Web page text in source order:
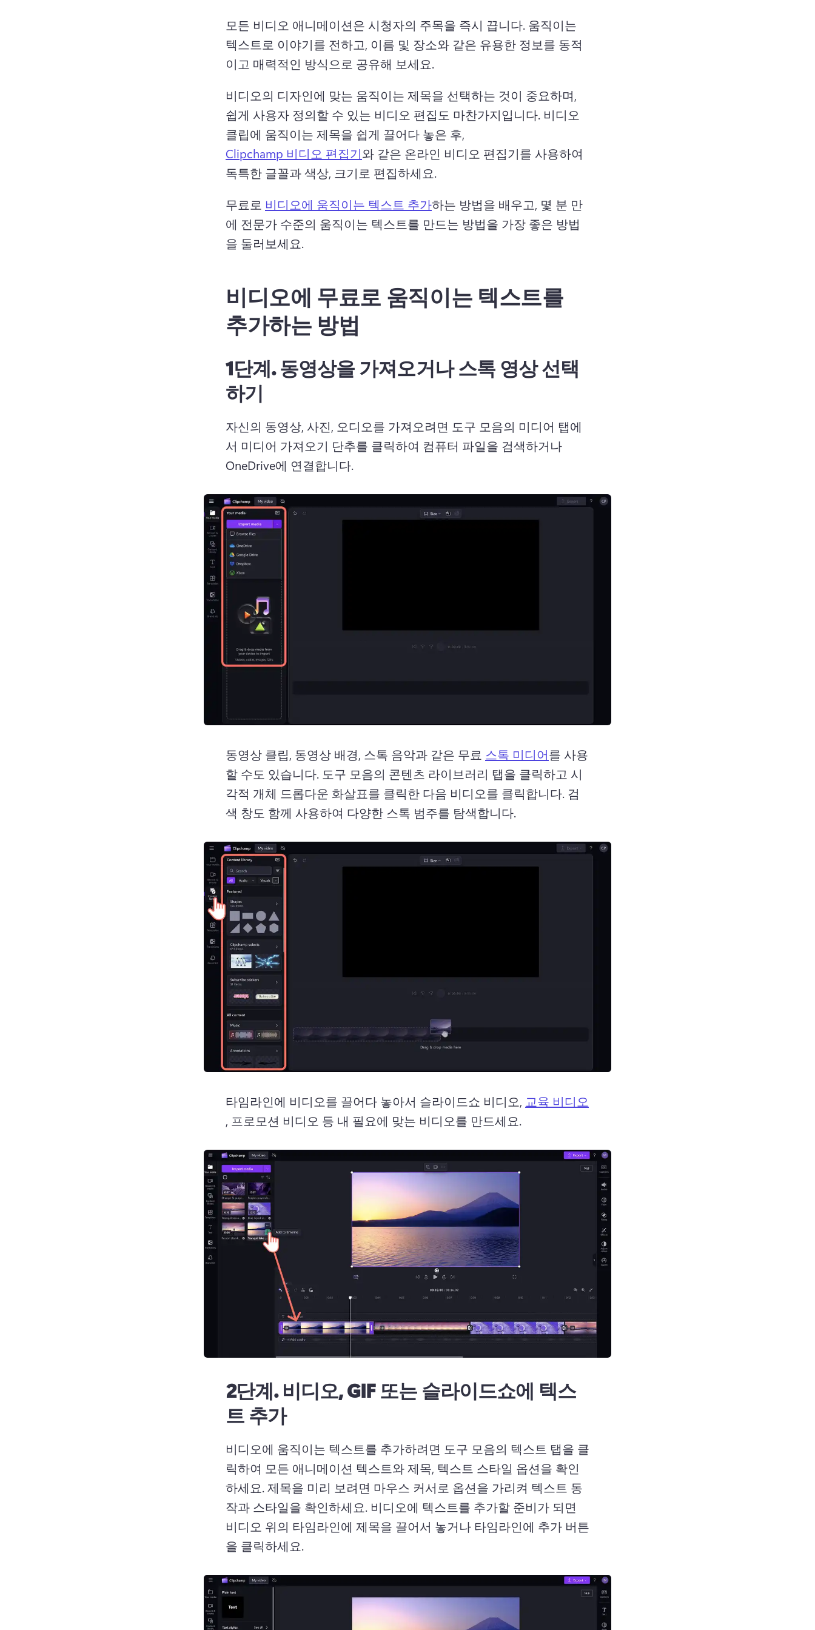
모든 비디오 애니메이션은 시청자의 주목을 즉시 끕니다. 움직이는
텍스트로 이야기를 전하고, 이름 및 장소와 같은 유용한 정보를 동적
이고 매력적인 방식으로 공유해 보세요.
비디오의 디자인에 맞는 움직이는 제목을 선택하는 것이 중요하며,
쉽게 사용자 정의할 수 있는 비디오 편집도 마찬가지입니다. 비디오
클립에 움직이는 제목을 쉽게 끌어다 놓은 후,
Clipchamp 비디오 편집기와 같은 온라인 비디오 편집기를 사용하여
독특한 글꼴과 색상, 크기로 편집하세요.
무료로 비디오에 움직이는 텍스트 추가하는 방법을 배우고, 몇 분 만
에 전문가 수준의 움직이는 텍스트를 만드는 방법을 가장 좋은 방법
을 둘러보세요.
비디오에 무료로 움직이는 텍스트를
추가하는 방법
1단계.동영상을 가져오거나 스톡 영상 선택
하기
자신의 동영상, 사진, 오디오를 가져오려면 도구 모음의 미디어 탭에
서 미디어 가져오기 단추를 클릭하여 컴퓨터 파일을 검색하거나
OneDrive에 연결합니다.
동영상 클립, 동영상 배경, 스톡 음악과 같은 무료 스톡 미디어를 사용
할 수도 있습니다. 도구 모음의 콘텐츠 라이브러리 탭을 클릭하고 시
각적 개체 드롭다운 화살표를 클릭한 다음 비디오를 클릭합니다. 검
색 창도 함께 사용하여 다양한 스톡 범주를 탐색합니다.
타임라인에 비디오를 끌어다 놓아서 슬라이드쇼 비디오, 교육 비디오
, 프로모션 비디오 등 내 필요에 맞는 비디오를 만드세요.
2단계.비디오, GIF 또는 슬라이드쇼에 텍스
트 추가
비디오에 움직이는 텍스트를 추가하려면 도구 모음의 텍스트 탭을 클
릭하여 모든 애니메이션 텍스트와 제목, 텍스트 스타일 옵션을 확인
하세요. 제목을 미리 보려면 마우스 커서로 옵션을 가리켜 텍스트 동
작과 스타일을 확인하세요. 비디오에 텍스트를 추가할 준비가 되면
비디오 위의 타임라인에 제목을 끌어서 놓거나 타임라인에 추가 버튼
을 클릭하세요.